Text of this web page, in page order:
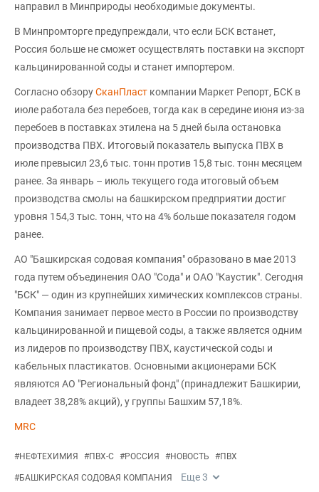
направил в Минприроды необходимые документы.
В Минпромторге предупреждали, что если БСК встанет,
Россия больше не сможет осуществлять поставки на экспорт
кальцинированной соды и станет импортером.
Согласно обзоруСканПласт компании Маркет Репорт, БСК в
июле работала без перебоев, тогда как в середине июня из-за
перебоев в поставках этилена на 5 дней была остановка
производства ПВХ. Итоговый показатель выпуска ПВХ в
июле превысил 23,6 тыс. тонн против 15,8 тыс. тонн месяцем
ранее. За январь – июль текущего года итоговый объем
производства смолы на башкирском предприятии достиг
уровня 154,3 тыс. тонн, что на 4% больше показателя годом
ранее.
АО "Башкирская содовая компания" образовано в мае 2013
года путем объединения ОАО "Сода" и ОАО "Каустик". Сегодня
"БСК" — один из крупнейших химических комплексов страны.
Компания занимает первое место в России по производству
кальцинированной и пищевой соды, а также является одним
из лидеров по производству ПВХ, каустической соды и
кабельных пластикатов. Основными акционерами БСК
являются АО "Региональный фонд" (принадлежит Башкирии,
владеет 38,28% акций), у группы Башхим 57,18%.
MRC
#НЕФТЕХИМИЯ #ПВХ-С #РОССИЯ #НОВОСТЬ #ПВХ
#БАШКИРСКАЯ СОДОВАЯ КОМПАНИЯ Еще3